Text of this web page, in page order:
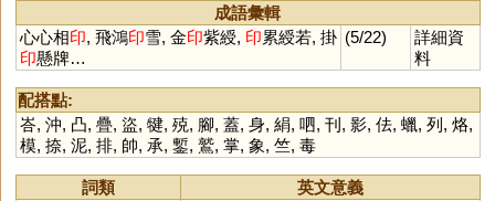
成語彙輯
心心相印, 飛鴻印雪, 金印紫綬, 印累綬若, 掛
印懸牌…
(5/22)
詳細資
料
配搭點:
峇, 沖, 凸, 疊, 盜, 犍, 殑, 腳, 蓋, 身, 絹, 呬, 刊 , 影, 佉, 蠟, 列 , 烙,
模, 捺, 泥, 排, 帥, 承, 鏨, 鷲, 掌, 象, 竺, 毒
詞類
英文意義